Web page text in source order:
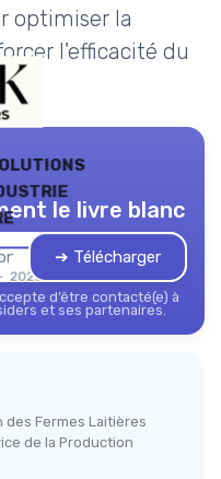
optimiser la
l'efficacité du
2026
le livre blanc
➔ Télécharger
d’être contacté(e) à
et ses partenaires.
des Fermes Laitières
de la Production